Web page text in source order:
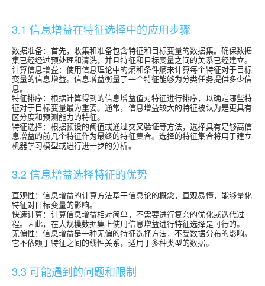
3.1 信息增益在特征选择中的应用步骤
数据准备：首先，收集和准备包含特征和目标变量的数据集。确保数据
集已经经过预处理和清洗，并且特征和目标变量之间的关系已经建立。
计算信息增益：使用信息理论中的熵和条件熵来计算每个特征对于目标
变量的信息增益。信息增益衡量了一个特征能够为分类任务提供多少信
息。
特征排序：根据计算得到的信息增益值对特征进行排序，以确定哪些特
征对于目标变量最为重要。通常，信息增益较大的特征被认为是更具有
区分度和预测能力的特征。
特征选择：根据预设的阈值或通过交叉验证等方法，选择具有足够高信
息增益的前几个特征作为最终的特征集合。选择的特征集合将用于建立
机器学习模型或进行进一步的分析。
3.2 信息增益选择特征的优势
直观性：信息增益的计算方法基于信息论的概念，直观易懂，能够量化
特征对目标变量的影响。
快速计算：计算信息增益相对简单，不需要进行复杂的优化或迭代过
程。因此，在大规模数据集上使用信息增益进行特征选择是可行的。
无偏性：信息增益是一种无偏的特征选择方法，不受数据分布的影响。
它不依赖于特征之间的线性关系，适用于多种类型的数据。
3.3 可能遇到的问题和限制